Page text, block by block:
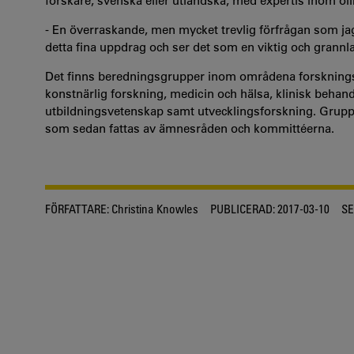
- En överraskande, men mycket trevlig förfrågan som
detta fina uppdrag och ser det som en viktig och
Det finns beredningsgrupper inom områdena
konstnärlig forskning, medicin och hälsa, klinisk
utbildningsvetenskap samt utvecklingsforskning.
som sedan fattas av ämnesråden och kommittéerna.
FÖRFATTARE: Christina Knowles PUBLICERAD:2017-03-10